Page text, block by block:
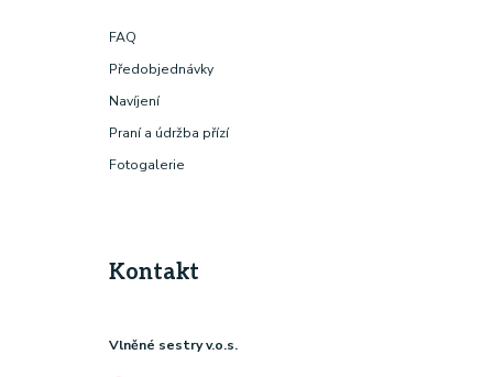
FAQ
Předobjednávky
Navíjení
Praní a údržba přízí
Fotogalerie
Kontakt
Vlněné sestry v.o.s.